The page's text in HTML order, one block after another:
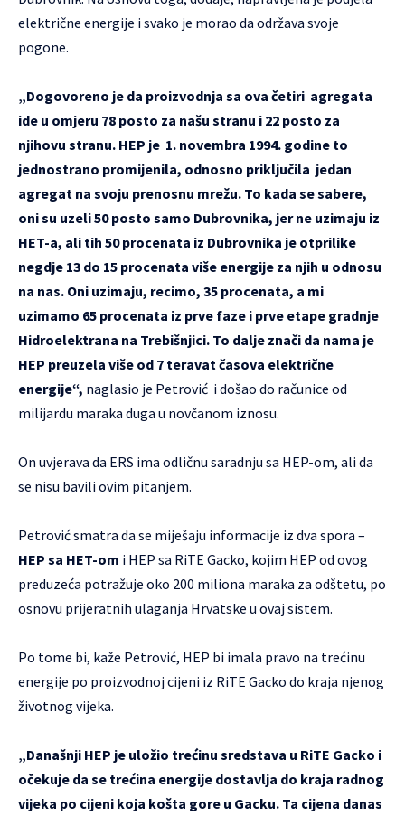
električne energije i svako je morao da održava svoje
pogone.
„Dogovoreno je da proizvodnja sa ova četiri agregata
ide u omjeru 78 posto za našu stranu i 22 posto za
njihovu stranu. HEP je 1. novembra 1994. godine to
jednostrano promijenila, odnosno priključila jedan
agregat na svoju prenosnu mrežu. To kada se sabere,
oni su uzeli 50 posto samo Dubrovnika, jer ne uzimaju iz
HET-a, ali tih 50 procenata iz Dubrovnika je otprilike
negdje 13 do 15 procenata više energije za njih u odnosu
na nas. Oni uzimaju, recimo, 35 procenata, a mi
uzimamo 65 procenata iz prve faze i prve etape gradnje
Hidroelektrana na Trebišnjici. To dalje znači da nama je
HEP preuzela više od 7 teravat časova električne
energije“, naglasio je Petrović i došao do računice od
milijardu maraka duga u novčanom iznosu.
On uvjerava da ERS ima odličnu saradnju sa HEP-om, ali da
se nisu bavili ovim pitanjem.
Petrović smatra da se miješaju informacije iz dva spora –
HEP sa HET-om i HEP sa RiTE Gacko, kojim HEP od ovog
preduzeća potražuje oko 200 miliona maraka za odštetu, po
osnovu prijeratnih ulaganja Hrvatske u ovaj sistem.
Po tome bi, kaže Petrović, HEP bi imala pravo na trećinu
energije po proizvodnoj cijeni iz RiTE Gacko do kraja njenog
životnog vijeka.
„Današnji HEP je uložio trećinu sredstava u RiTE Gacko i
očekuje da se trećina energije dostavlja do kraja radnog
vijeka po cijeni koja košta gore u Gacku. Ta cijena danas